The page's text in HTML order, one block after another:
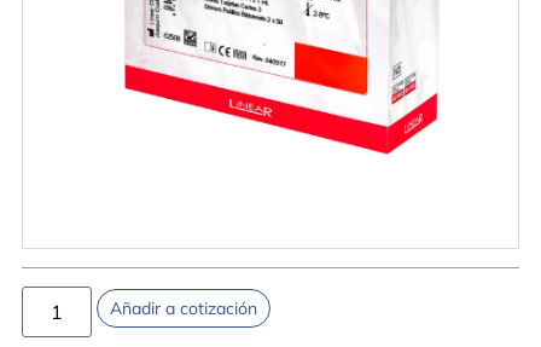
Añadir a cotización